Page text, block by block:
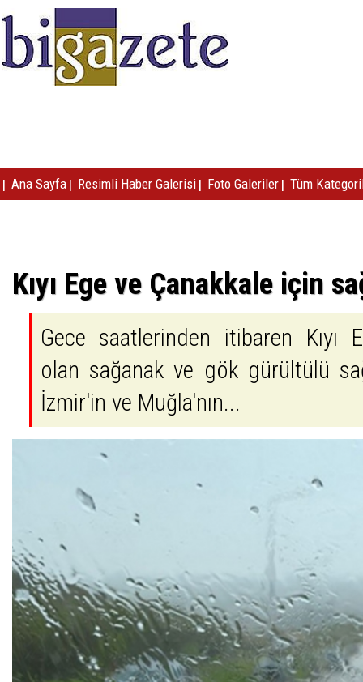
| Ana Sayfa | Resimli Haber Galerisi | Foto Galeriler | Tüm
Kıyı Ege ve Çanakkale için
Gece saatlerinden itibaren Kıyı
olan sağanak ve gök gürültülü
İzmir'in ve Muğla'nın...